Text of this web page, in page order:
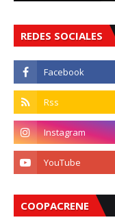
REDES SOCIALES
COOPACRENE